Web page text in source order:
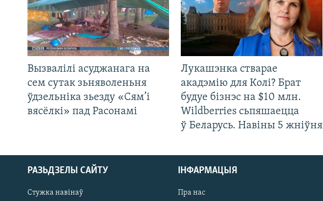
Вызвалілі асуджанага на
сем сутак зьняволеньня
ўдзельніка зьезду «Сям’і
вясёлкі» пад Расонамі
Лукашэнка стварае
акадэмію для Колі? Брат
будуе бізнэс на $10 млн.
Wildberries сьпяшаецца
ў Беларусь. Навіны 5 жніўня
РАЗЬДЗЕЛЫ САЙТУ
Стужка навінаў
ІНФАРМАЦЫЯ
Пра нас